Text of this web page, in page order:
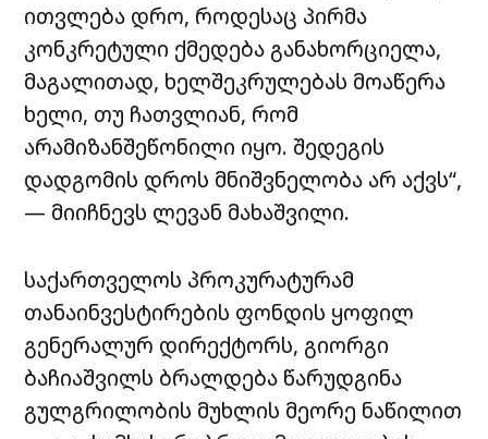
ითვლება დრო, როდესაც პირმა
კონკრეტული ქმედება განახორციელა,
მაგალითად, ხელშეკრულებას მოაწერა
ხელი, თუ ჩათვლიან, რომ
არამიზანშეწონილი იყო. შედეგის
დადგომის დროს მნიშვნელობა არ აქვს“,
— მიიჩნევს ლევან მახაშვილი.
საქართველოს პროკურატურამ
თანაინვესტირების ფონდის ყოფილ
გენერალურ დირექტორს, გიორგი
ბაჩიაშვილს ბრალდება წარუდგინა
გულგრილობის მუხლის მეორე ნაწილით